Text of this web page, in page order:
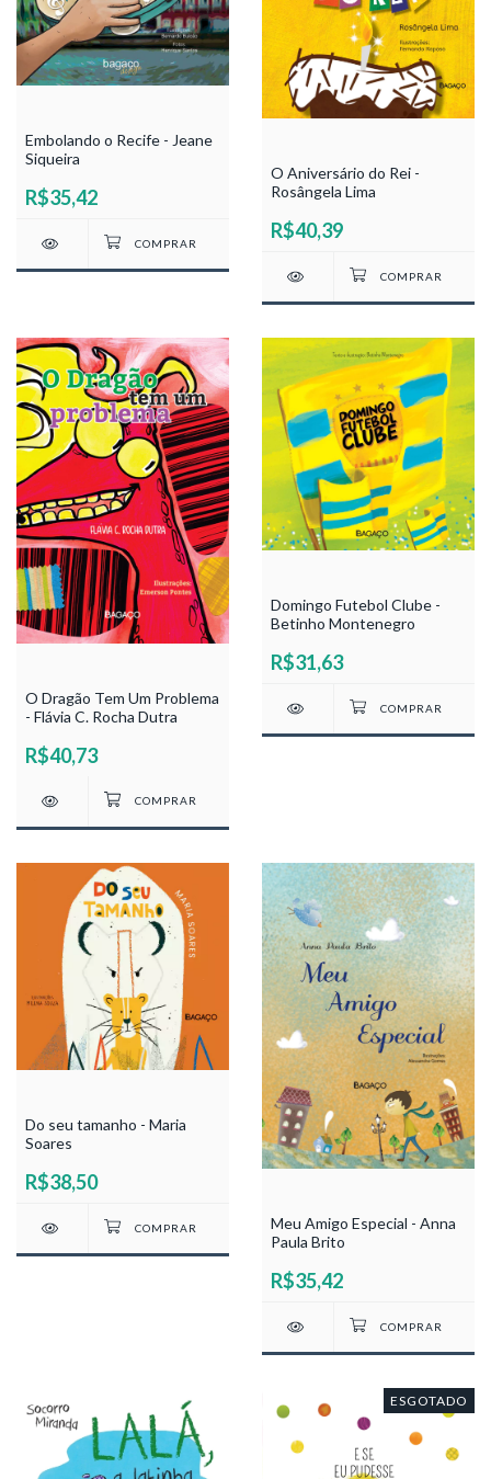
Embolando o Recife - Jeane
Siqueira
R$35,42
O Aniversário do Rei -
Rosângela Lima
R$40,39
O Dragão Tem Um Problema
- Flávia C. Rocha Dutra
R$40,73
Domingo Futebol Clube -
Betinho Montenegro
R$31,63
Do seu tamanho - Maria
Soares
R$38,50
Meu Amigo Especial - Anna
Paula Brito
R$35,42
ESGOTADO